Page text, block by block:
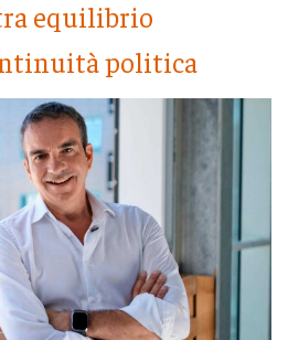
equilibrio
politica